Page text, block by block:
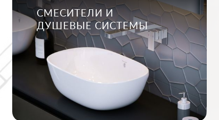
СМЕСИТЕЛИ И
ДУШЕВЫЕ СИСТЕМЫ